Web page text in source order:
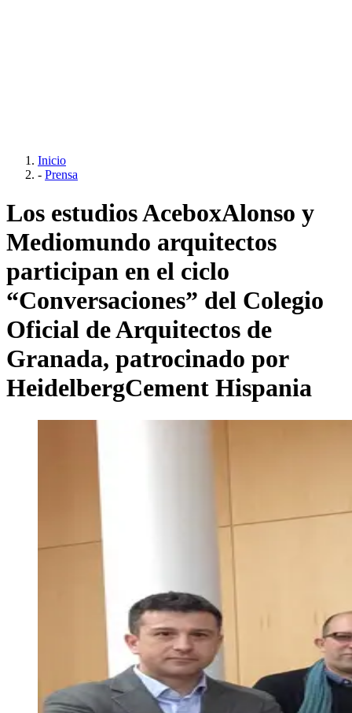
Inicio
- Prensa
Los estudios AceboxAlonso y
Mediomundo arquitectos
participan en el ciclo
“Conversaciones” del Colegio
Oficial de Arquitectos de
Granada, patrocinado por
HeidelbergCement Hispania